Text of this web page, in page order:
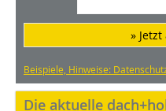
»
Beispiele, Hinweise:
Die aktuelle